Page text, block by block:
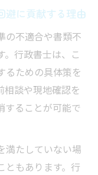
避に貢献する理由
の不適合や書類不
行政書士は、こ
るための具体策を
相談や現地確認を
することが可能で
満たしていない場
ともあります。行